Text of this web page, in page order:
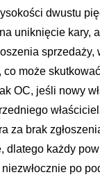
dwustu
uniknięcie kary,
może
OC, jeśli nowy
za brak
dlatego każdy
po